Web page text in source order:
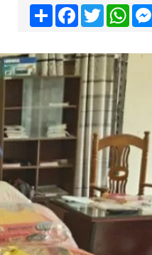
ShareFacebook
Twitter